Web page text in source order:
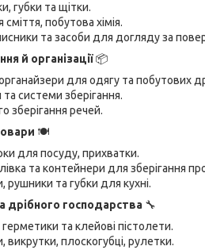
губки та щітки.
побутова хімія.
та засоби для догляду за
й організації📦
для одягу та побутових
системи зберігання.
зберігання речей.
🍽️
для посуду, прихватки.
та контейнери для зберігання
рушники та губки для кухні.
дрібного господарства 🔧
та клейові пістолети.
викрутки, плоскогубці, рулетки.